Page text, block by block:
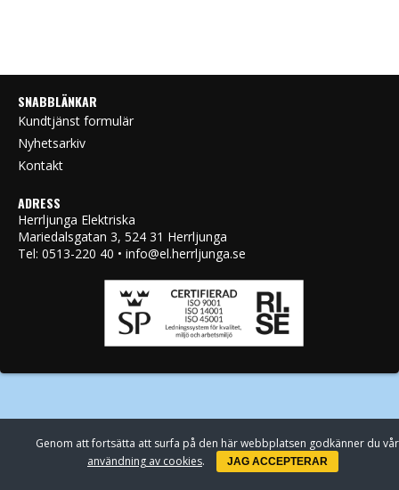
SNABBLÄNKAR
Kundtjänst formulär
Nyhetsarkiv
Kontakt
ADRESS
Herrljunga Elektriska
Mariedalsgatan 3, 524 31 Herrljunga
Tel: 0513-220 40 • info@el.herrljunga.se
Genom att fortsätta att surfa på den här webbplatsen godkänner du vår
användning av cookies. JAG ACCEPTERAR